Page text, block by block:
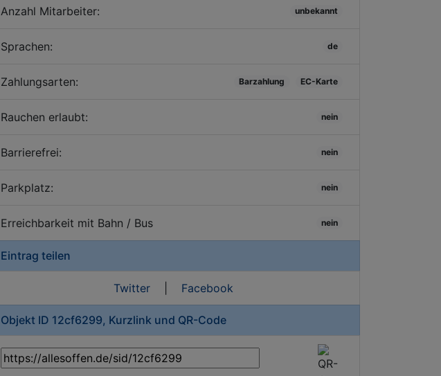
Anzahl Mitarbeiter: unbekannt
Sprachen: de
Zahlungsarten: Barzahlung EC-Karte
Rauchen erlaubt: nein
Barrierefrei: nein
Parkplatz: nein
Erreichbarkeit mit Bahn / Bus nein
Eintrag teilen
Twitter| Facebook
Objekt ID 12cf6299, Kurzlink und QR-Code